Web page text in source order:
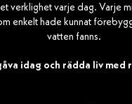
verklighet varje dag. Varje
enkelt hade kunnat
vatten fanns.
idag och rädda liv med